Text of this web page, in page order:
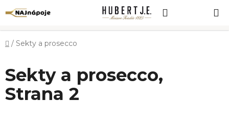
na
KOŠÍK
Domov
/ Sekty a prosecco
Sekty a prosecco,
Strana 2